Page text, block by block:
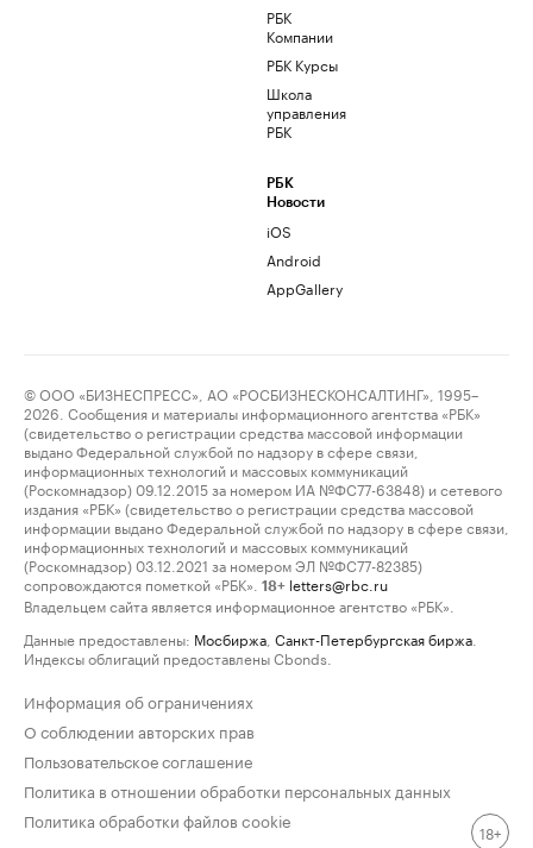
РБК
Компании
РБК Курсы
Школа
управления
РБК
РБК
Новости
iOS
Android
AppGallery
© ООО «БИЗНЕСПРЕСС», АО «РОСБИЗНЕСКОНСАЛТИНГ», 1995–
2026. Сообщения и материалы информационного агентства «РБК»
(свидетельство о регистрации средства массовой информации
выдано Федеральной службой по надзору в сфере связи,
информационных технологий и массовых коммуникаций
(Роскомнадзор) 09.12.2015 за номером ИА №ФС77-63848) и сетевого
издания «РБК» (свидетельство о регистрации средства массовой
информации выдано Федеральной службой по надзору в сфере связи,
информационных технологий и массовых коммуникаций
(Роскомнадзор) 03.12.2021 за номером ЭЛ №ФС77-82385)
сопровождаются пометкой «РБК».
18+ letters@rbc.ru
Владельцем сайта является информационное агентство «РБК».
Данные предоставлены: Мосбиржа Санкт-Петербургская биржа
Индексы облигаций предоставлены Cbonds.
Информация об ограничениях
О соблюдении авторских прав
Пользовательское соглашение
Политика в отношении обработки персональных данных
Политика обработки файлов cookie
18+